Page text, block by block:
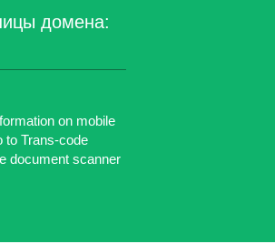
домена:
on mobile
to Trans-code
document scanner